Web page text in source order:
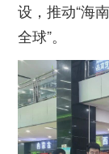
设，推动“海
全球”。